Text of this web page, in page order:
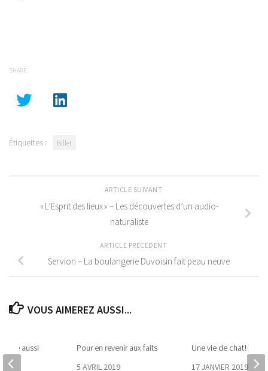
SHARE
Étiquettes : Billet
ARTICLE SUIVANT
« L’Esprit des lieux » – Les découvertes d’un audio-
naturaliste
ARTICLE PRÉCÉDENT
Servion – La boulangerie Duvoisin fait peau neuve
VOUS AIMEREZ AUSSI...
Pour en revenir aux faits
5 AVRIL 2019
Une vie de chat !
17 JANVIER 2019
aussi